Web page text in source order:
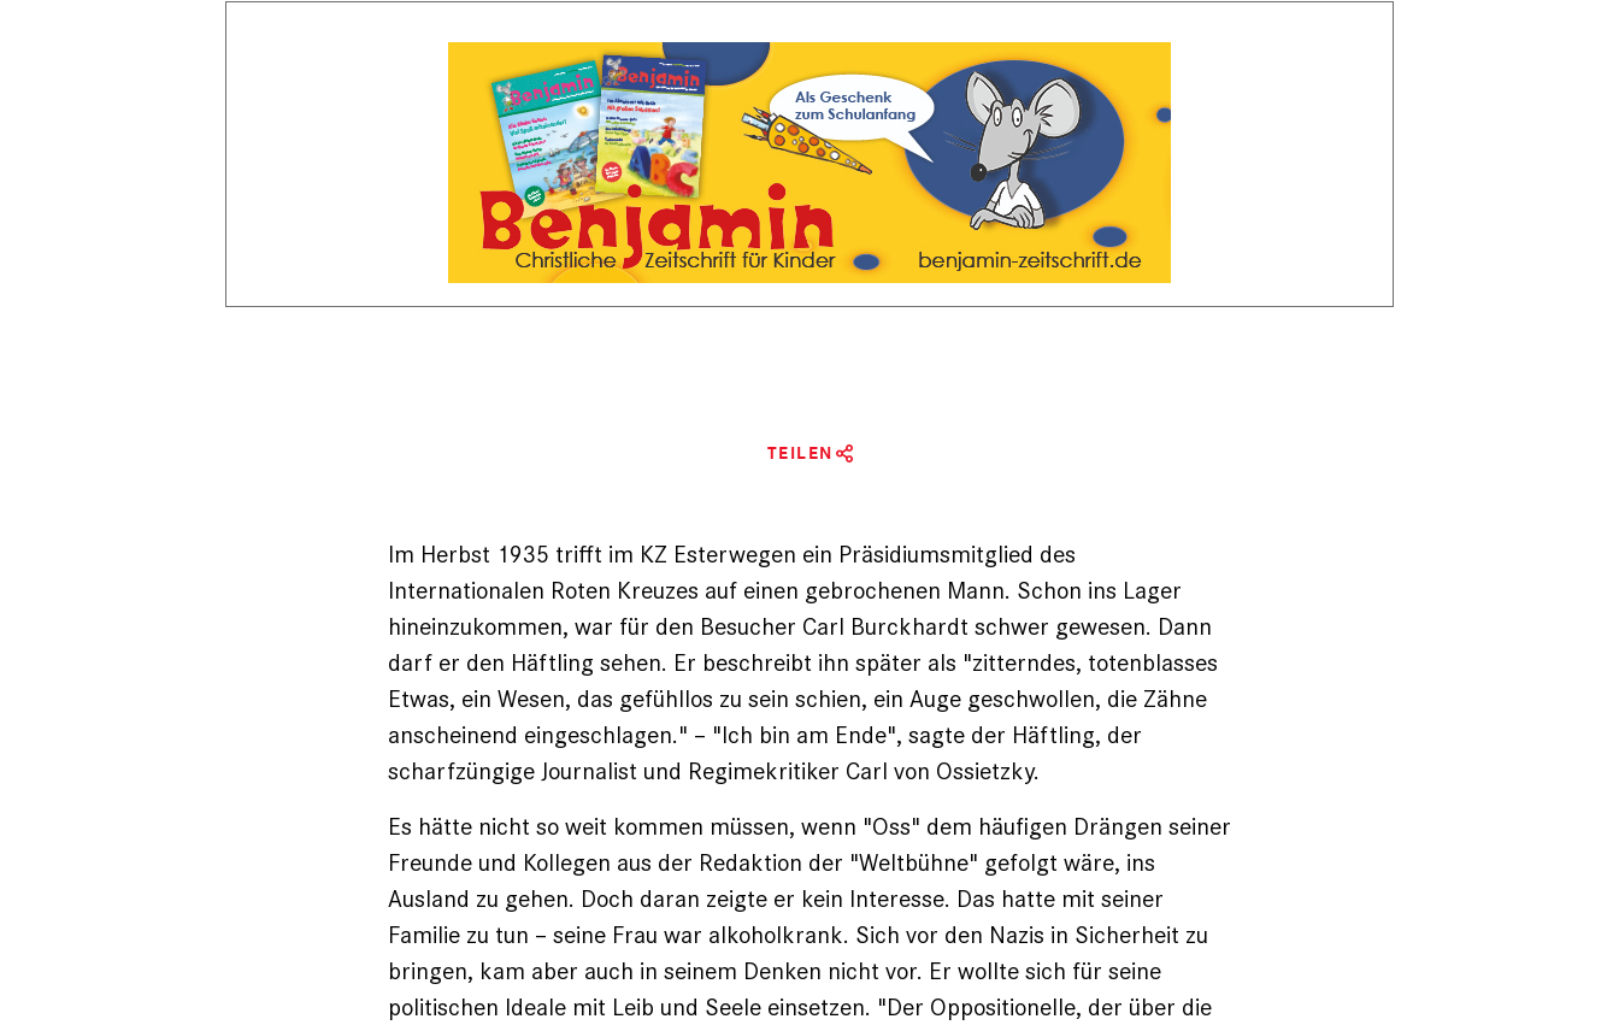
TEILEN
Im Herbst 1935 trifft im KZ Esterwegen ein Präsidiumsmitglied des
Internationalen Roten Kreuzes auf einen gebrochenen Mann. Schon ins Lager
hineinzukommen, war für den Besucher Carl Burckhardt schwer gewesen. Dann
darf er den Häftling sehen. Er beschreibt ihn später als "zitterndes, totenblasses
Etwas, ein Wesen, das gefühllos zu sein schien, ein Auge geschwollen, die Zähne
anscheinend eingeschlagen." – "Ich bin am Ende", sagte der Häftling, der
scharfzüngige Journalist und Regimekritiker Carl von Ossietzky.
Es hätte nicht so weit kommen müssen, wenn "Oss" dem häufigen Drängen seiner
Freunde und Kollegen aus der Redaktion der "Weltbühne" gefolgt wäre, ins
Ausland zu gehen. Doch daran zeigte er kein Interesse. Das hatte mit seiner
Familie zu tun – seine Frau war alkoholkrank. Sich vor den Nazis in Sicherheit zu
bringen, kam aber auch in seinem Denken nicht vor. Er wollte sich für seine
politischen Ideale mit Leib und Seele einsetzen. "Der Oppositionelle, der über die